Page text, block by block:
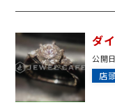
ダ
公開
店